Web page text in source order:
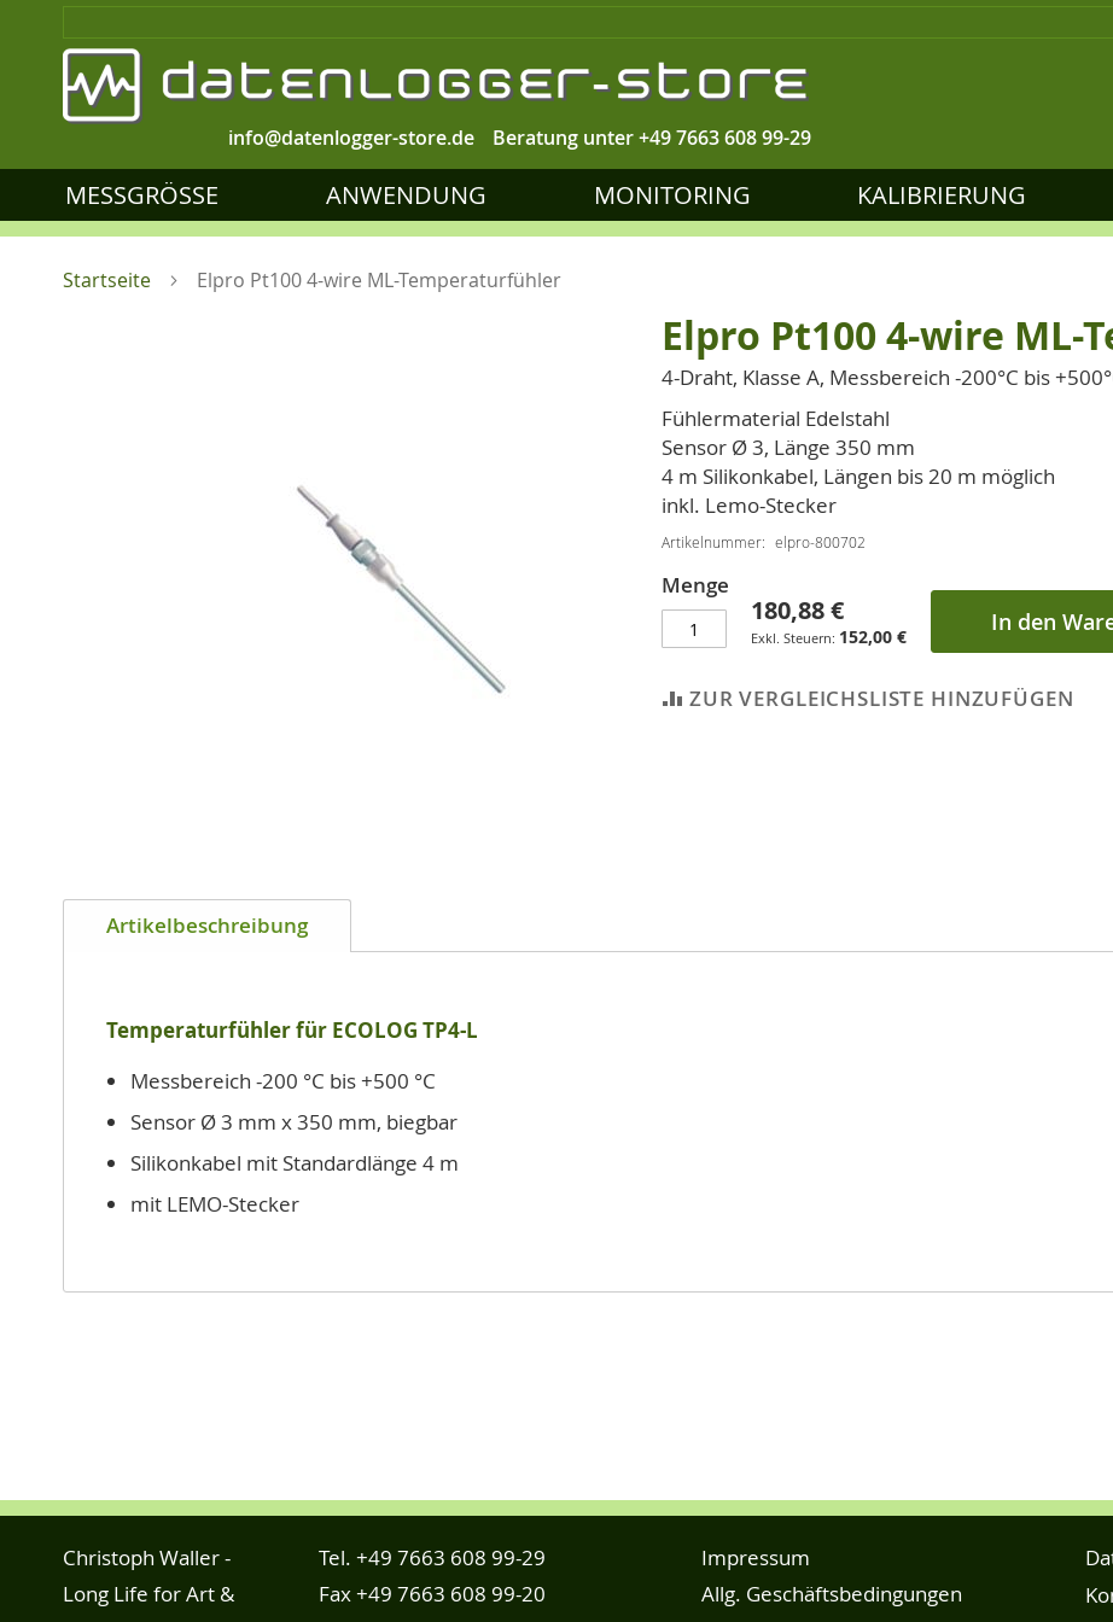
Beratung unter+49 7663 608 99-29
info@datenlogger-store.de
MESSGRÖSSE ANWENDUNG MONITORING KALIBRIERUNG
Startseite Elpro Pt100 4-wire ML-Temperaturfühler
Anfang
Elpro Pt100 4-wire
4-Draht, Klasse A, Messbereich -200°C bis
Fühlermaterial Edelstahl
Sensor Ø 3, Länge 350 mm
4 m Silikonkabel, Längen bis 20 m möglich
inkl. Lemo-Stecker
Artikelnummer elpro-800702
Menge
180,88 €
152,00 € In den
ZUR VERGLEICHSLISTE HINZUFÜGEN
Artikelbeschreibung
Temperaturfühler für ECOLOG TP4-L
Messbereich -200 °C bis +500 °C
Sensor Ø 3 mm x 350 mm, biegbar
Silikonkabel mit Standardlänge 4 m
mit LEMO-Stecker
Christoph Waller -
Long Life for Art &
Tel. +49 7663 608 99-29
Fax +49 7663 608 99-20
Impressum
Allg. Geschäftsbedingungen